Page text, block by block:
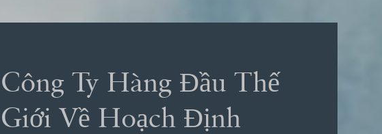
Công Ty Hàng Đầu Thế
Giới Về Hoạch Định